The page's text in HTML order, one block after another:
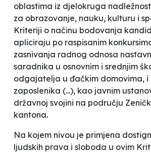
oblastima iz djelokruga
za obrazovanje, nauku, kulturu i
Kriteriji o načinu bodovanja
apliciraju po raspisanim
zasnivanja radnog odnosa
saradnika u osnovnim i srednjim
odgajatelja u đačkim domovima, i
zaposlenika (...), kao javnim
državnoj svojini na području
kantona.
Na kojem nivou je primjena
ljudskih prava i sloboda u ovim